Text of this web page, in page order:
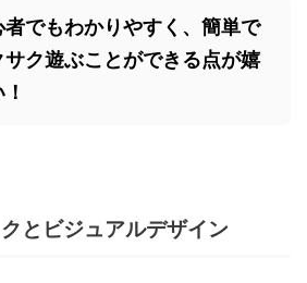
者でもわかりやすく、簡単で
サク遊ぶことができる点が嬉
とビジュアルデザイン